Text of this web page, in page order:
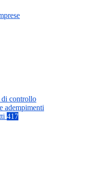
controllo
adempimenti
417